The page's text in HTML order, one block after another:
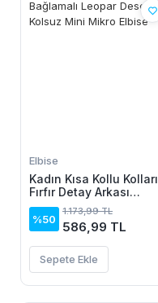
Elbise
Kadın Kısa Kollu Kolları
Fırfır Detay Arkası
Bağlamalı Leopar
Desen Kolsuz Mini
Mikro Elbise
%50
1.173,99 TL
586,99 TL
Sepete Ekle